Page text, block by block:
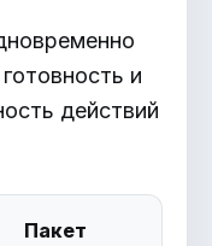
и
действий
Пакет